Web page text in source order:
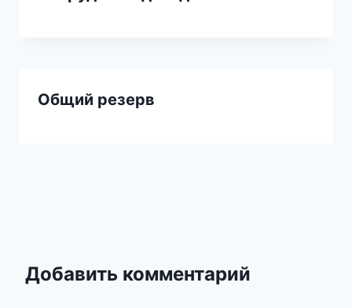
Общий резерв
Добавить комментарий